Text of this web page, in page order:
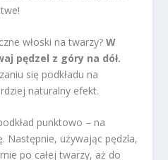
włoski na twarzy?W
pędzel z góry na dół.
się podkładu na
naturalny efekt.
punktowo – na
Następnie, używając pędzla,
po całej twarzy, aż do